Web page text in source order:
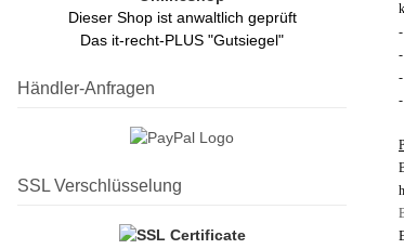
Dieser Shop ist anwaltlich geprüft
Das it-recht-PLUS "Gutsiegel"
Händler-Anfragen
SSL Verschlüsselung